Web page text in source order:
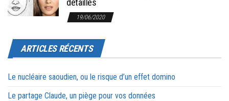
19/06/2020
ARTICLES RÉCENTS
Le nucléaire saoudien, ou le risque d’un effet domino
Le partage Claude, un piège pour vos données